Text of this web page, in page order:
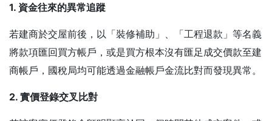
1. 資金往來的異常追蹤
若建商於交屋前後，以「裝修補助」、「工程退款」等名義
將款項匯回買方帳戶，或是買方根本沒有匯足成交價款至建
商帳戶，國稅局均可能透過金融帳戶金流比對而發現異常。
2. 實價登錄交叉比對